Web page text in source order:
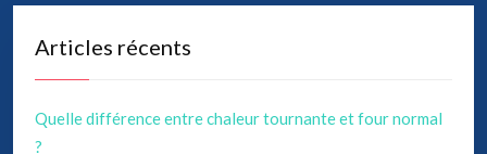
Articles récents
Quelle différence entre chaleur tournante et four normal
?